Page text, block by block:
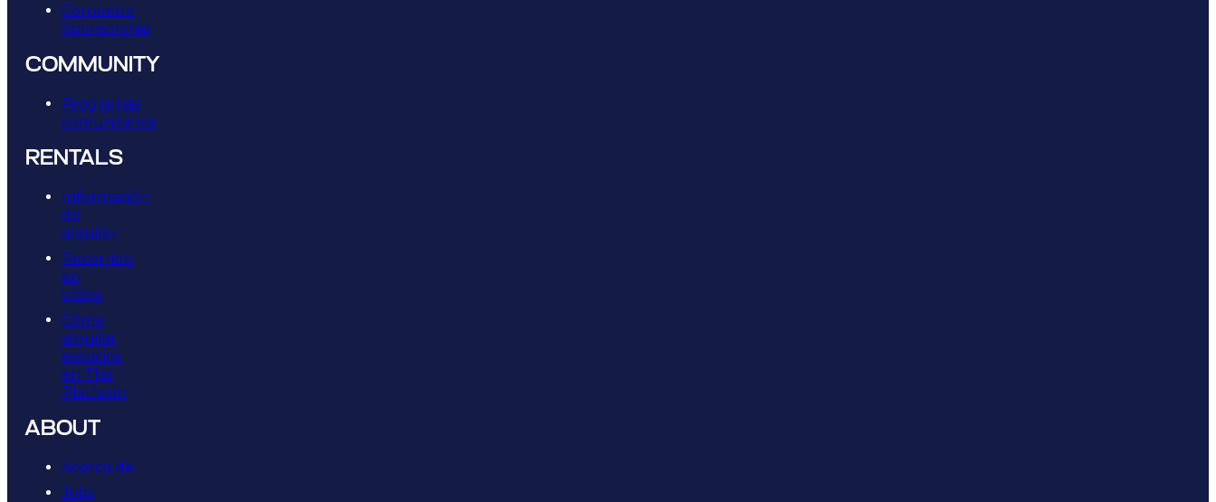
Corporate
Sponsorship
COMMUNITY
Programas
comunitarios
RENTALS
Información
de
alquiler
Recorrido
en
vídeo
Cómo
alquilar
espacios
en The
Platform
ABOUT
Acerca de
Jobs